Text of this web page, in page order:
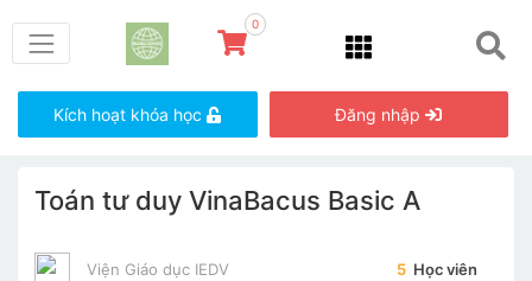
0
Kích hoạt khóa học Đăng nhập
Toán tư duy VinaBacus Basic A
Viện Giáo dục IEDV 5 Học viên